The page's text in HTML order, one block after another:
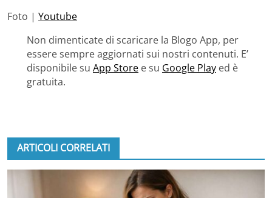
Foto | Youtube
Non dimenticate di scaricare la Blogo App, per
essere sempre aggiornati sui nostri contenuti. E’
disponibile su App Store e su Google Play ed è
gratuita.
ARTICOLI CORRELATI